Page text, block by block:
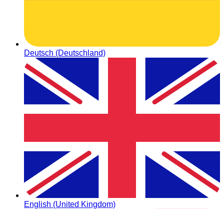
Deutsch (Deutschland)
English (United Kingdom)